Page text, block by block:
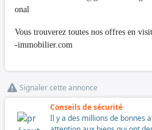
onal
Vous trouverez toutes nos offres en
-immobilier.com
Signaler cette annonce
Conseils de sécurité
Il y a des millions de bonnes